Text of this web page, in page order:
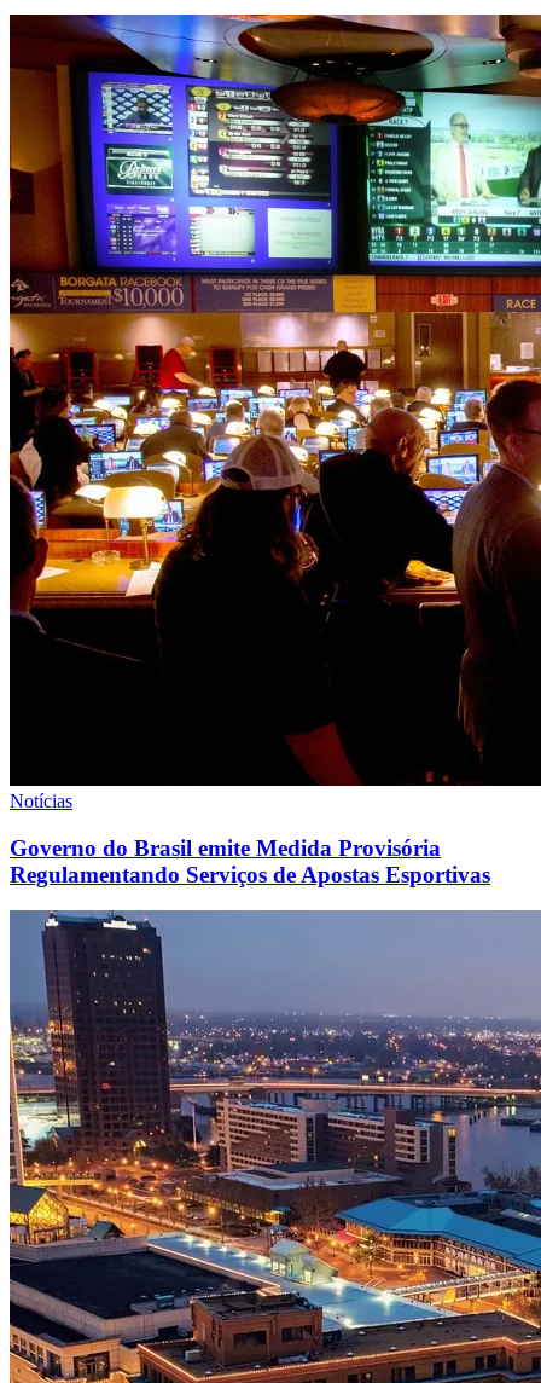
Notícias
Governo do Brasil emite Medida Provisória
Regulamentando Serviços de Apostas Esportivas